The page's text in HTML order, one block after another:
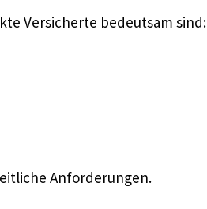
Versicherte bedeutsam sind:
Anforderungen.